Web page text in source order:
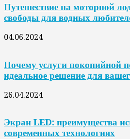
Путешествие на моторной
свободы для водных
04.06.2024
Почему услуги покопийной
идеальное решение для
26.04.2024
Экран LED: преимущества
современных технологиях